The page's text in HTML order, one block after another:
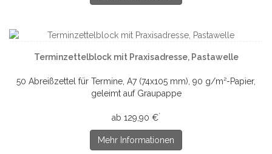
Terminzettelblock mit Praxisadresse, Pastawelle
50 Abreißzettel für Termine, A7 (74x105 mm), 90 g/m²-Papier,
geleimt auf Graupappe
ab 129,90 €*
Mehr Informationen